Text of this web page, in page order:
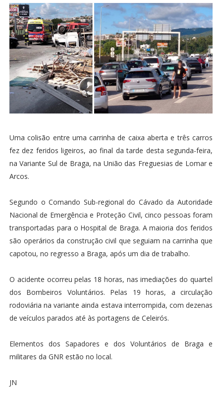
Uma colisão entre uma carrinha de caixa aberta e três carros
fez dez feridos ligeiros, ao final da tarde desta segunda-feira,
na Variante Sul de Braga, na União das Freguesias de Lomar e
Arcos.
Segundo o Comando Sub-regional do Cávado da Autoridade
Nacional de Emergência e Proteção Civil, cinco pessoas foram
transportadas para o Hospital de Braga. A maioria dos feridos
são operários da construção civil que seguiam na carrinha que
capotou, no regresso a Braga, após um dia de trabalho.
O acidente ocorreu pelas 18 horas, nas imediações do quartel
dos Bombeiros Voluntários. Pelas 19 horas, a circulação
rodoviária na variante ainda estava interrompida, com dezenas
de veículos parados até às portagens de Celeirós.
Elementos dos Sapadores e dos Voluntários de Braga e
militares da GNR estão no local.
JN